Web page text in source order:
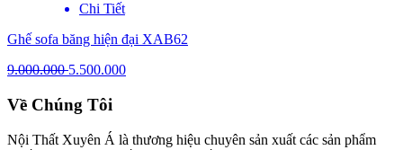
Chi Tiết
Ghế sofa băng hiện đại XAB62
9.000.0005.500.000
Về Chúng Tôi
Nội Thất Xuyên Á là thương hiệu chuyên sản xuất các sản phẩm